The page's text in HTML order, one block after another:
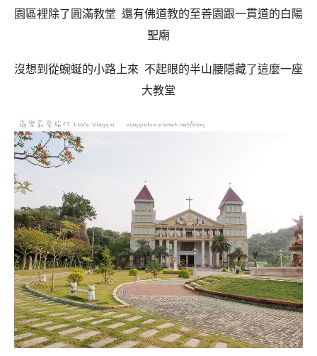
園區裡除了圓滿教堂 還有佛道教的至善園跟一貫道的白陽
聖廟
沒想到從蜿蜒的小路上來 不起眼的半山腰隱藏了這麼一座
大教堂